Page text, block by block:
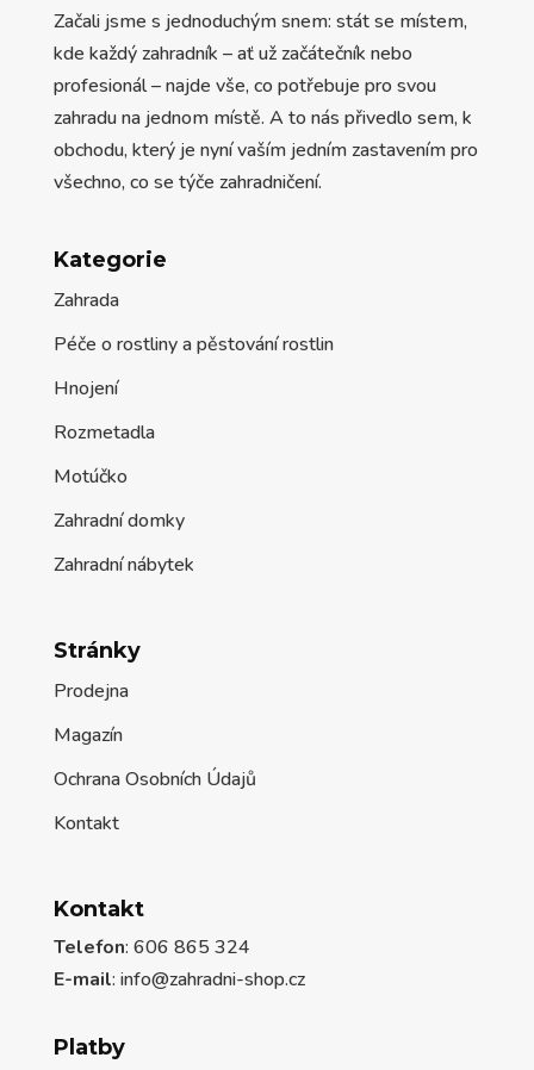
Začali jsme s jednoduchým snem: stát se místem,
kde každý zahradník – ať už začátečník nebo
profesionál – najde vše, co potřebuje pro svou
zahradu na jednom místě. A to nás přivedlo sem, k
obchodu, který je nyní vaším jedním zastavením pro
všechno, co se týče zahradničení.
Kategorie
Zahrada
Péče o rostliny a pěstování rostlin
Hnojení
Rozmetadla
Motúčko
Zahradní domky
Zahradní nábytek
Stránky
Prodejna
Magazín
Ochrana Osobních Údajů
Kontakt
Kontakt
Telefon: 606 865 324
E-mail: info@zahradni-shop.cz
Platby